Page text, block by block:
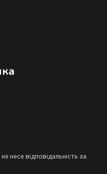
несе відповідальність за